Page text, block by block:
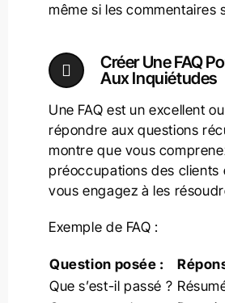
même si les commentaires
Créer Une FAQ
Aux Inquiétudes
Une FAQ est un excellent
répondre aux questions
montre que vous
préoccupations des clients
vous engagez à les
Exemple de FAQ :
Question posée :
Que s’est-il passé ?